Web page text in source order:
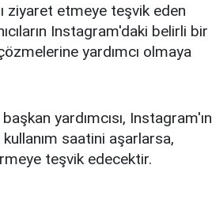
ziyaret etmeye teşvik eden
Instagram'daki belirli bir
yardımcı olmaya
yardımcısı, Instagram'ın
saatini aşarlarsa,
teşvik edecektir.